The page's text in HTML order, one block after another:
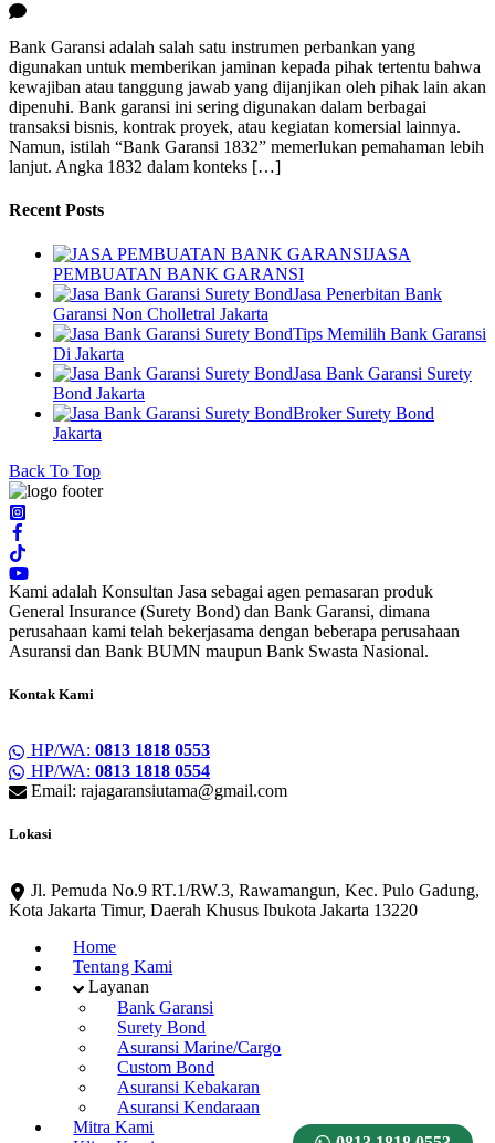
Bank Garansi adalah salah satu instrumen perbankan yang
digunakan untuk memberikan jaminan kepada pihak tertentu bahwa
kewajiban atau tanggung jawab yang dijanjikan oleh pihak lain akan
dipenuhi. Bank garansi ini sering digunakan dalam berbagai
transaksi bisnis, kontrak proyek, atau kegiatan komersial lainnya.
Namun, istilah “Bank Garansi 1832” memerlukan pemahaman lebih
lanjut. Angka 1832 dalam konteks […]
Recent Posts
JASA
PEMBUATAN BANK GARANSI
Jasa Penerbitan Bank
Garansi Non Cholletral Jakarta
Tips Memilih Bank Garansi
Di Jakarta
Jasa Bank Garansi Surety
Bond Jakarta
Broker Surety Bond
Jakarta
Back To Top
Kami adalah Konsultan Jasa sebagai agen pemasaran produk
General Insurance (Surety Bond) dan Bank Garansi, dimana
perusahaan kami telah bekerjasama dengan beberapa perusahaan
Asuransi dan Bank BUMN maupun Bank Swasta Nasional.
Kontak Kami
HP/WA: 0813 1818 0553
HP/WA: 0813 1818 0554
Email: rajagaransiutama@gmail.com
Lokasi
Jl. Pemuda No.9 RT.1/RW.3, Rawamangun, Kec. Pulo Gadung,
Kota Jakarta Timur, Daerah Khusus Ibukota Jakarta 13220
Home
Tentang Kami
Layanan
Bank Garansi
Surety Bond
Asuransi Marine/Cargo
Custom Bond
Asuransi Kebakaran
Asuransi Kendaraan
Mitra Kami